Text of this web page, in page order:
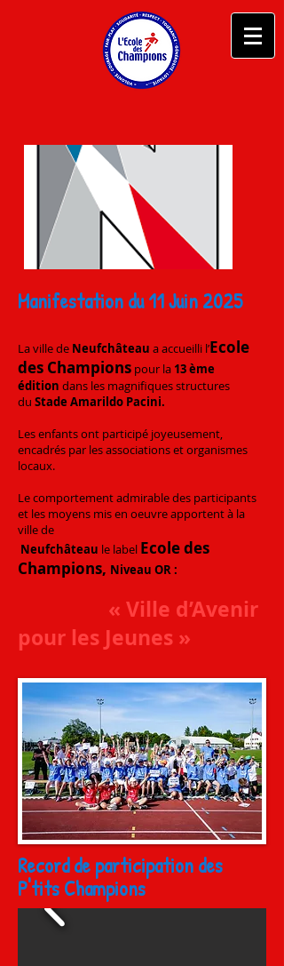
Manifestation du 11 Juin 2025
La ville de Neufchâteau a accueilli l’Ecole
des Champions pour la 13 ème
édition dans les magnifiques structures
du Stade Amarildo Pacini.
Les enfants ont participé joyeusement,
encadrés par les associations et organismes
locaux.
Le comportement admirable des participants
et les moyens mis en oeuvre apportent à la
ville de
Neufchâteau le label Ecole des
Champions, Niveau OR:
« Ville d’Avenir
pour les Jeunes »
Record de participation des
P'tits Champions